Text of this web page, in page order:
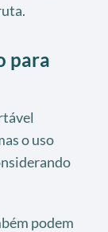
para
o uso
podem